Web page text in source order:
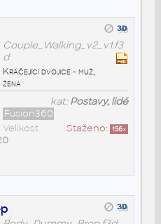
Couple_Walking_v2_v1.f3
d
Kráčející dvojice - muž,
žena
kat:Postavy, lidé
Fusion360
Staženo: 156x
Velikost